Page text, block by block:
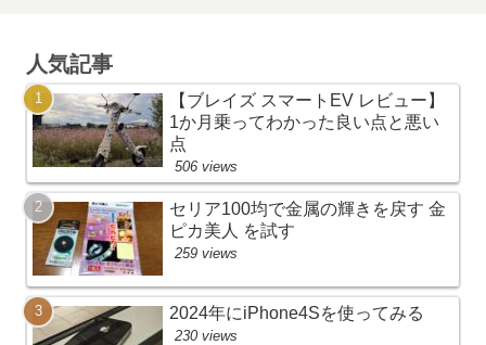
人気記事
【ブレイズ スマートEV レビュー】
1か月乗ってわかった良い点と悪い
点
506 views
セリア100均で金属の輝きを戻す 金
ピカ美人 を試す
259 views
2024年にiPhone4Sを使ってみる
230 views